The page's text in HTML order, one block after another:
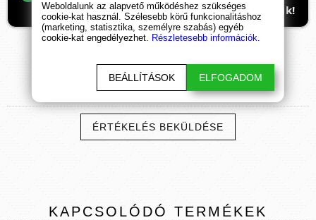
ismeretterjesztő cikkeink. Hálásan köszönjük!
ÉRTÉKELÉSEK
ÉRTÉKELÉS BEKÜLDÉSE
KAPCSOLÓDÓ TERMÉKEK
Weboldalunk az alapvető működéshez szükséges
cookie-kat használ. Szélesebb körű funkcionalitáshoz
(marketing, statisztika, személyre szabás) egyéb
cookie-kat engedélyezhet. Részletesebb információk.
BEÁLLÍTÁSOK ELFOGADOM